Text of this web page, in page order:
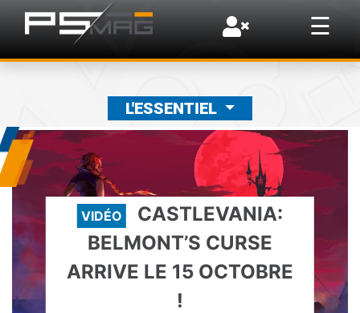
☰
×
L'ESSENTIEL
VIDÉO
CASTLEVANIA:
BELMONT’S CURSE
ARRIVE LE 15 OCTOBRE
!